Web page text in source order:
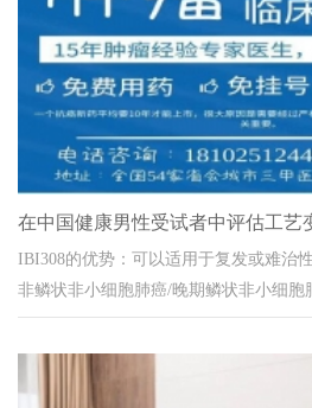
IBI308的优势：可以适用于复发或难治
非鳞状非小细胞肺癌/晚期鳞状非小细
癌患者的治疗临床试验详情：一、题...